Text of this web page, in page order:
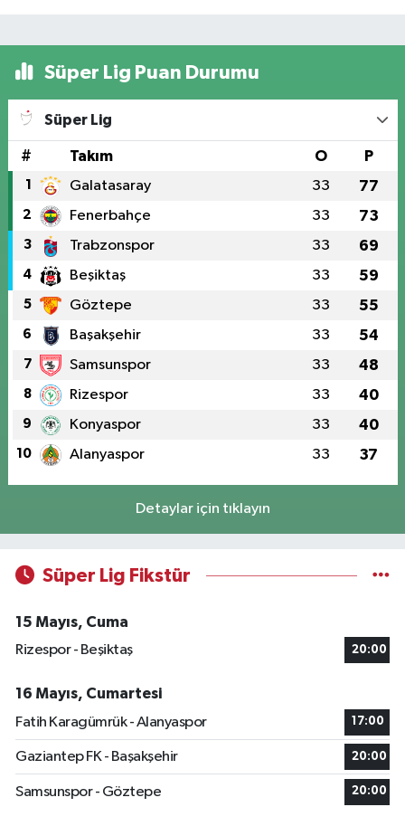
Süper Lig Puan Durumu
Süper Lig
# Takım O P
1 Galatasaray 33 77
2 Fenerbahçe 33 73
3 Trabzonspor 33 69
4 Beşiktaş 33 59
5 Göztepe 33 55
6 Başakşehir 33 54
7 Samsunspor 33 48
8 Rizespor 33 40
9 Konyaspor 33 40
10 Alanyaspor 33 37
Detaylar için tıklayın
Süper Lig Fikstür
15 Mayıs, Cuma
Rizespor - Beşiktaş
20:00
16 Mayıs, Cumartesi
Fatih Karagümrük - Alanyaspor
17:00
Gaziantep FK - Başakşehir 20:00
Samsunspor - Göztepe 20:00